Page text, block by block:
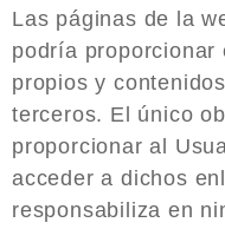
Las páginas de la
podría proporcionar
propios y
terceros. El único
proporcionar al
acceder a dichos
responsabiliza en